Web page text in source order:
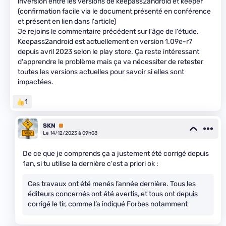
(confirmation facile via le document présenté en conférence
et présent en lien dans l'article)
Je rejoins le commentaire précédent sur l'âge de l'étude.
Keepass2android est actuellement en version 1.09e-r7
depuis avril 2023 selon le play store. Ça reste intéressant
d'apprendre le problème mais ça va nécessiter de retester
toutes les versions actuelles pour savoir si elles sont
impactées.
1
SKN
Premium
Le 14/12/2023 à 09h08
De ce que je comprends ça a justement été corrigé depuis
1an, si tu utilise la dernière c'est a priori ok :
Ces travaux ont été menés l’année dernière. Tous les
éditeurs concernés ont été avertis, et tous ont depuis
corrigé le tir, comme l’a indiqué Forbes notamment